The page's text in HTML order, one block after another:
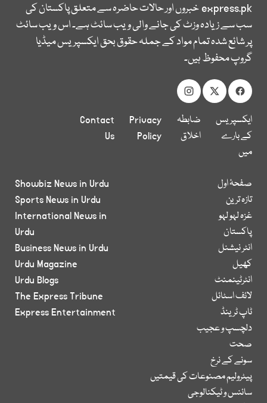
express.pkخبروں اور حالات حاضرہ سے متعلق پاکستان کی
سب سے زیادہ وزٹ کی جانے والی ویب سائٹ ہے۔ اس ویب سائٹ
پر شائع شدہ تمام مواد کے جملہ حقوق بحق ایکسپریس میڈیا
گروپ محفوظ ہیں۔
ایکسپریس
کے بارے
میں
ضابطہ
اخلاق
Privacy
Policy
Contact
Us
صفحۂ اول
تازہ ترین
غزہ لہو لہو
پاکستان
انٹر نیشنل
کھیل
انٹرٹینمنٹ
لائف اسٹائل
ٹاپ ٹرینڈ
دلچسپ و عجیب
صحت
سونے کے نرخ
پیٹرولیم مصنوعات کی قیمتیں
سائنس و ٹیکنالوجی
Showbiz News in Urdu
Sports News in Urdu
International News in
Urdu
Business News in Urdu
Urdu Magazine
Urdu Blogs
The Express Tribune
Express Entertainment